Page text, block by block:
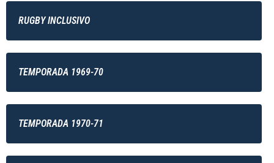
RUGBY INCLUSIVO
TEMPORADA 1969-70
TEMPORADA 1970-71